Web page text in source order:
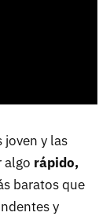
y las
algo rápido,
baratos que
y